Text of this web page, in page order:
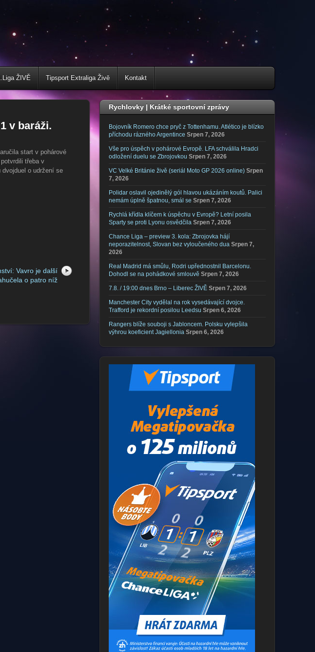
ŽIVĚ Tipsport Extraliga Živě Kontakt
v baráži.
start v pohárové
třeba v
o udržení se
Vavro je další
o patro níž
Rychlovky | Krátké sportovní zprávy
Bojovník Romero chce pryč z Tottenhamu. Atlético je blízko
příchodu rázného Argentince Srpen 7, 2026
Vše pro úspěch v pohárové Evropě. LFA schválila Hradci
odložení duelu se Zbrojovkou Srpen 7, 2026
VC Velké Británie živě (seriál Moto GP 2026 online) Srpen
7, 2026
Polidar oslavil ojedinělý gól hlavou ukázáním koutů. Palici
nemám úplně špatnou, smál se Srpen 7, 2026
Rychlá křídla klíčem k úspěchu v Evropě? Letní posila
Sparty se proti Lyonu osvědčila Srpen 7, 2026
Chance Liga – preview 3. kola: Zbrojovka hájí
neporazitelnost, Slovan bez vyloučeného dua Srpen 7,
2026
Real Madrid má smůlu, Rodri upřednostnil Barcelonu.
Dohodl se na pohádkové smlouvě Srpen 7, 2026
7.8. / 19:00 dnes Brno – Liberec ŽIVĚ Srpen 7, 2026
Manchester City vydělal na rok vysedávající dvojce.
Trafford je rekordní posilou Leedsu Srpen 6, 2026
Rangers blíže souboji s Jabloncem. Polsku vylepšila
výhrou koeficient Jagiellonia Srpen 6, 2026